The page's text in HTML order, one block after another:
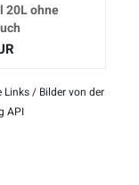
20L ohne
/ Bilder von der
API